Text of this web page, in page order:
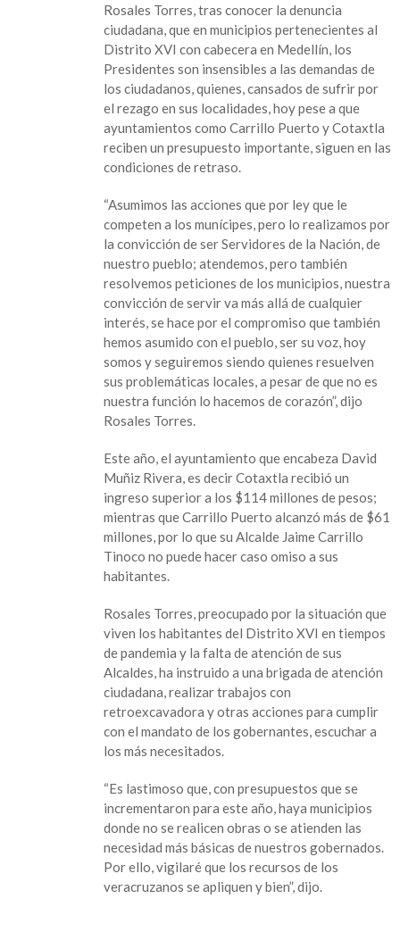
Rosales Torres, tras conocer la denuncia
ciudadana, que en municipios pertenecientes al
Distrito XVI con cabecera en Medellín, los
Presidentes son insensibles a las demandas de
los ciudadanos, quienes, cansados de sufrir por
el rezago en sus localidades, hoy pese a que
ayuntamientos como Carrillo Puerto y Cotaxtla
reciben un presupuesto importante, siguen en las
condiciones de retraso.
“Asumimos las acciones que por ley que le
competen a los munícipes, pero lo realizamos por
la convicción de ser Servidores de la Nación, de
nuestro pueblo; atendemos, pero también
resolvemos peticiones de los municipios, nuestra
convicción de servir va más allá de cualquier
interés, se hace por el compromiso que también
hemos asumido con el pueblo, ser su voz, hoy
somos y seguiremos siendo quienes resuelven
sus problemáticas locales, a pesar de que no es
nuestra función lo hacemos de corazón”, dijo
Rosales Torres.
Este año, el ayuntamiento que encabeza David
Muñiz Rivera, es decir Cotaxtla recibió un
ingreso superior a los $114 millones de pesos;
mientras que Carrillo Puerto alcanzó más de $61
millones, por lo que su Alcalde Jaime Carrillo
Tinoco no puede hacer caso omiso a sus
habitantes.
Rosales Torres, preocupado por la situación que
viven los habitantes del Distrito XVI en tiempos
de pandemia y la falta de atención de sus
Alcaldes, ha instruido a una brigada de atención
ciudadana, realizar trabajos con
retroexcavadora y otras acciones para cumplir
con el mandato de los gobernantes, escuchar a
los más necesitados.
“Es lastimoso que, con presupuestos que se
incrementaron para este año, haya municipios
donde no se realicen obras o se atienden las
necesidad más básicas de nuestros gobernados.
Por ello, vigilaré que los recursos de los
veracruzanos se apliquen y bien”, dijo.